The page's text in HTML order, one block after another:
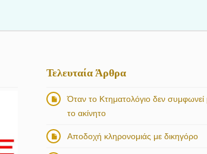
Τελευταία Άρθρα
Όταν το Κτηματολόγιο δεν συμφωνεί
το ακίνητο
Αποδοχή κληρονομιάς με δικηγόρο